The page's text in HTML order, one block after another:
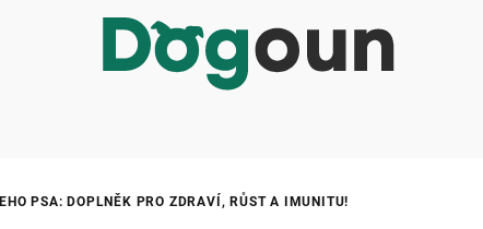
PSA: DOPLNĚK PRO ZDRAVÍ, RŮST A IMUNITU!